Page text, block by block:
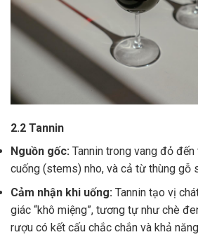
2.2 Tannin
Nguồn gốc: Tannin trong vang đỏ
cuống (stems) nho, và cả từ thùng gỗ
Cảm nhận khi uống: Tannin tạo vị
giác “khô miệng”, tương tự như chè
rượu có kết cấu chắc chắn và khả